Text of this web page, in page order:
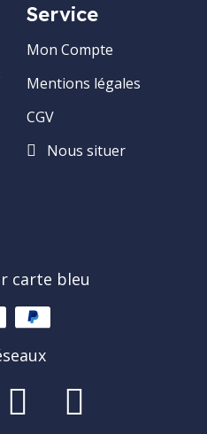
Service
Mon Compte
Mentions légales
CGV
Nous situer
carte bleu
les réseaux